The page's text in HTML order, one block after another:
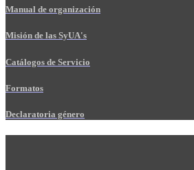
Manual de organización
Misión de las SyUA's
Catálogos de Servicio
Formatos
Declaratoria género